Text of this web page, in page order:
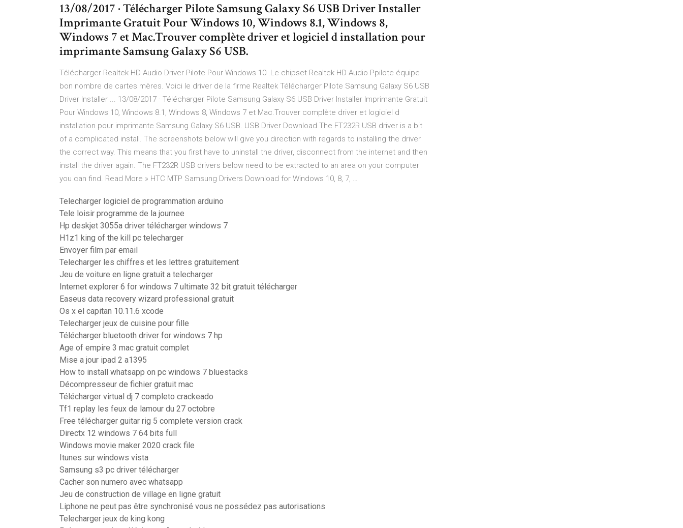
13/08/2017 · Télécharger Pilote Samsung Galaxy S6 USB Driver Installer
Imprimante Gratuit Pour Windows 10, Windows 8.1, Windows 8,
Windows 7 et Mac.Trouver complète driver et logiciel d installation pour
imprimante Samsung Galaxy S6 USB.
Télécharger Realtek HD Audio Driver Pilote Pour Windows 10 .Le chipset Realtek HD Audio Ppilote équipe
bon nombre de cartes mères. Voici le driver de la firme Realtek Télécharger Pilote Samsung Galaxy S6 USB
Driver Installer ... 13/08/2017 · Télécharger Pilote Samsung Galaxy S6 USB Driver Installer Imprimante Gratuit
Pour Windows 10, Windows 8.1, Windows 8, Windows 7 et Mac.Trouver complète driver et logiciel d
installation pour imprimante Samsung Galaxy S6 USB. USB Driver Download The FT232R USB driver is a bit
of a complicated install. The screenshots below will give you direction with regards to installing the driver
the correct way. This means that you first have to uninstall the driver, disconnect from the internet and then
install the driver again. The FT232R USB drivers below need to be extracted to an area on your computer
you can find. Read More » HTC MTP Samsung Drivers Download for Windows 10, 8, 7, …
Telecharger logiciel de programmation arduino
Tele loisir programme de la journee
Hp deskjet 3055a driver télécharger windows 7
H1z1 king of the kill pc telecharger
Envoyer film par email
Telecharger les chiffres et les lettres gratuitement
Jeu de voiture en ligne gratuit a telecharger
Internet explorer 6 for windows 7 ultimate 32 bit gratuit télécharger
Easeus data recovery wizard professional gratuit
Os x el capitan 10.11.6 xcode
Telecharger jeux de cuisine pour fille
Télécharger bluetooth driver for windows 7 hp
Age of empire 3 mac gratuit complet
Mise a jour ipad 2 a1395
How to install whatsapp on pc windows 7 bluestacks
Décompresseur de fichier gratuit mac
Télécharger virtual dj 7 completo crackeado
Tf1 replay les feux de lamour du 27 octobre
Free télécharger guitar rig 5 complete version crack
Directx 12 windows 7 64 bits full
Windows movie maker 2020 crack file
Itunes sur windows vista
Samsung s3 pc driver télécharger
Cacher son numero avec whatsapp
Jeu de construction de village en ligne gratuit
Liphone ne peut pas être synchronisé vous ne possédez pas autorisations
Telecharger jeux de king kong